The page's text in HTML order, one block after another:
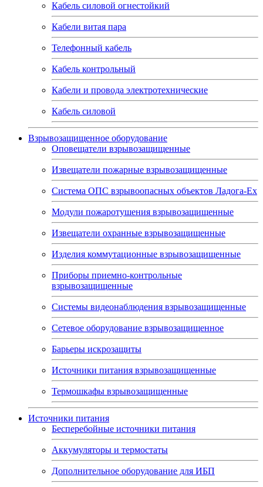
Кабель силовой огнестойкий
Кабели витая пара
Телефонный кабель
Кабель контрольный
Кабели и провода электротехнические
Кабель силовой
Взрывозащищенное оборудование
Оповещатели взрывозащищенные
Извещатели пожарные взрывозащищенные
Система ОПС взрывоопасных объектов Ладога-Ex
Модули пожаротушения взрывозащищенные
Извещатели охранные взрывозащищенные
Изделия коммутационные взрывозащищенные
Приборы приемно-контрольные
взрывозащищенные
Системы видеонаблюдения взрывозащищенные
Сетевое оборудование взрывозащищенное
Барьеры искрозащиты
Источники питания взрывозащищенные
Термошкафы взрывозащищенные
Источники питания
Бесперебойные источники питания
Аккумуляторы и термостаты
Дополнительное оборудование для ИБП